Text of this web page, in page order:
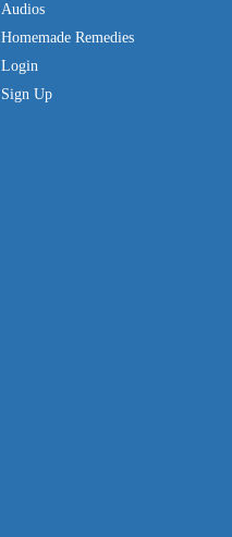
Audios
Homemade Remedies
Login
Sign Up